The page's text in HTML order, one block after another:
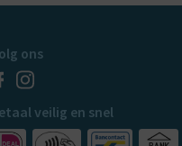
ons
veilig en snel